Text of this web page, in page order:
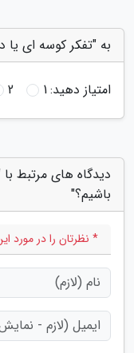
به "تفکر کوسه ای یا
امتیاز دهید:1
2
دیدگاه های مرتبط
باشیم؟"
* نظرتان را در مورد